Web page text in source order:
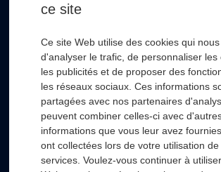
RSL HYDRO +
FOURNISSEURS +
ce site
Ce site Web utilise des cookies qui
d'analyser le trafic, de personnaliser les
les publicités et de proposer des
les réseaux sociaux. Ces informations
partagées avec nos partenaires
peuvent combiner celles-ci avec
informations que vous leur avez
ont collectées lors de votre utilisation
services. Voulez-vous continuer à